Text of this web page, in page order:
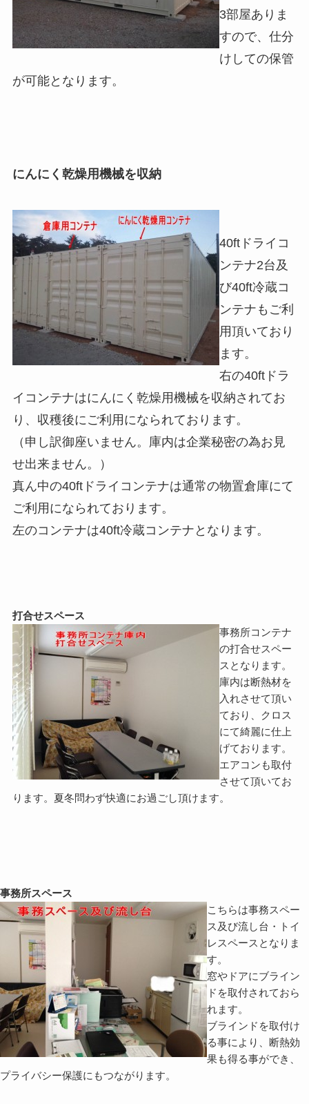
3部屋ありま
すので、仕分
けしての保管
が可能となります。
にんにく乾燥用機械を収納
40ftドライコ
ンテナ2台及
び40ft冷蔵コ
ンテナもご利
用頂いており
ます。
右の40ftドラ
イコンテナはにんにく乾燥用機械を収納されてお
り、収穫後にご利用になられております。
（申し訳御座いません。庫内は企業秘密の為お見
せ出来ません。）
真ん中の40ftドライコンテナは通常の物置倉庫にて
ご利用になられております。
左のコンテナは40ft冷蔵コンテナとなります。
打合せスペース
事務所コンテナ
の打合せスペー
スとなります。
庫内は断熱材を
入れさせて頂い
ており、クロス
にて綺麗に仕上
げております。
エアコンも取付
させて頂いてお
ります。夏冬問わず快適にお過ごし頂けます。
事務所スペース
こちらは事務スペー
ス及び流し台・トイ
レスペースとなりま
す。
窓やドアにブライン
ドを取付されておら
れます。
ブラインドを取付け
る事により、断熱効
果も得る事ができ、
プライバシー保護にもつながります。